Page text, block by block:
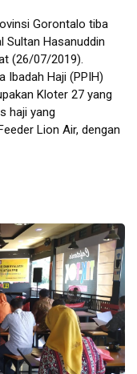
Gorontalo tiba
Sultan Hasanuddin
(26/07/2019).
Ibadah Haji (PPIH)
Kloter 27 yang
haji yang
Lion Air, dengan